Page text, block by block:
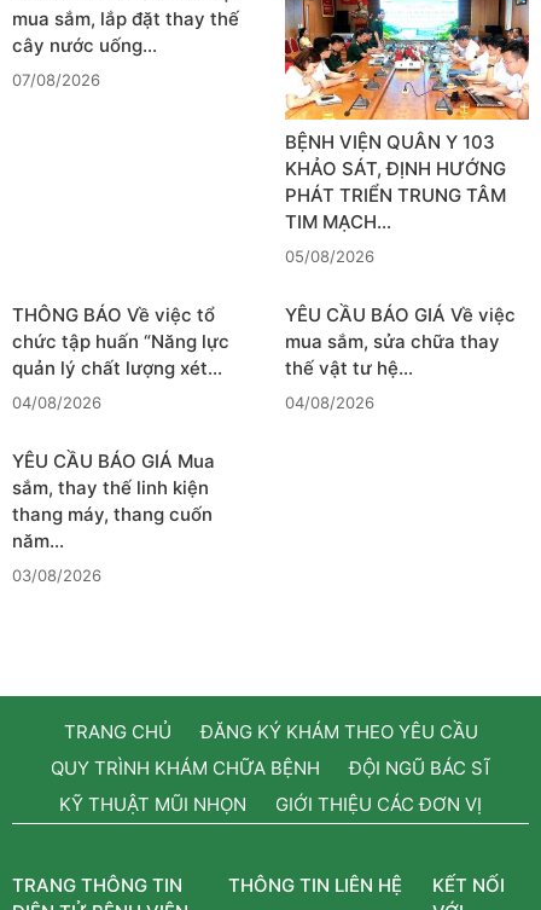
mua sắm, lắp đặt thay thế
cây nước uống…
07/08/2026
BỆNH VIỆN QUÂN Y 103
KHẢO SÁT, ĐỊNH HƯỚNG
PHÁT TRIỂN TRUNG TÂM
TIM MẠCH…
05/08/2026
THÔNG BÁO Về việc tổ
chức tập huấn “Năng lực
quản lý chất lượng xét…
04/08/2026
YÊU CẦU BÁO GIÁ Về việc
mua sắm, sửa chữa thay
thế vật tư hệ…
04/08/2026
YÊU CẦU BÁO GIÁ Mua
sắm, thay thế linh kiện
thang máy, thang cuốn
năm…
03/08/2026
TRANG CHỦ
ĐĂNG KÝ KHÁM THEO YÊU CẦU
QUY TRÌNH KHÁM CHỮA BỆNH
ĐỘI NGŨ BÁC SĨ
KỸ THUẬT MŨI NHỌN
GIỚI THIỆU CÁC ĐƠN VỊ
TRANG THÔNG TIN
THÔNG TIN LIÊN HỆ
KẾT NỐI